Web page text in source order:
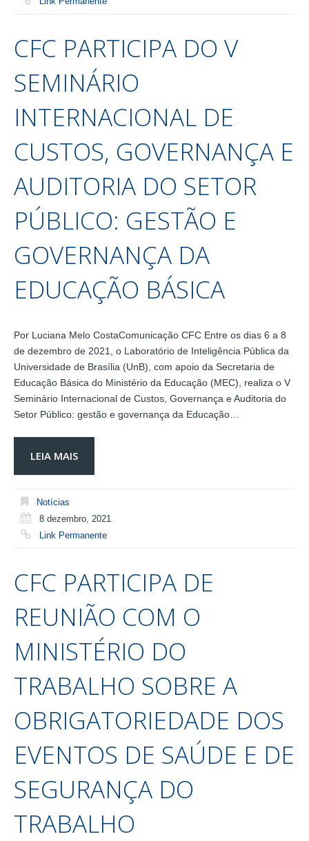
CFC PARTICIPA DO V
SEMINÁRIO
INTERNACIONAL DE
CUSTOS, GOVERNANÇA E
AUDITORIA DO SETOR
PÚBLICO: GESTÃO E
GOVERNANÇA DA
EDUCAÇÃO BÁSICA
Por Luciana Melo CostaComunicação CFC Entre os dias 6 a 8
de dezembro de 2021, o Laboratório de Inteligência Pública da
Universidade de Brasília (UnB), com apoio da Secretaria de
Educação Básica do Ministério da Educação (MEC), realiza o V
Seminário Internacional de Custos, Governança e Auditoria do
Setor Público: gestão e governança da Educação…
LEIA MAIS
Notícias
8 dezembro, 2021
Link Permanente
CFC PARTICIPA DE
REUNIÃO COM O
MINISTÉRIO DO
TRABALHO SOBRE A
OBRIGATORIEDADE DOS
EVENTOS DE SAÚDE E DE
SEGURANÇA DO
TRABALHO